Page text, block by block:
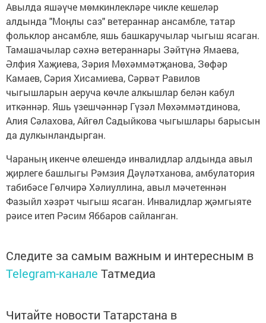
Авылда яшәүче мөмкинлекләре чикле кешеләр
алдында "Моңлы саз" ветераннар ансамбле, татар
фольклор ансамбле, яшь башкаручылар чыгыш ясаган.
Тамашачылар сәхнә ветераннары Зәйтүнә Ямаева,
Әлфия Хаҗиева, Зәрия Мөхәммәтҗанова, Зөфәр
Камаев, Сәрия Хисамиева, Сәрвәт Равилов
чыгышларын аеруча көчле алкышлар белән кабул
иткәннәр. Яшь үзешчәннәр Гүзәл Мөхәммәтдинова,
Алия Сәлахова, Айгөл Садыйкова чыгышлары барысын
да дулкынландырган.
Чараның икенче өлешендә инвалидлар алдында авыл
җирлеге башлыгы Рәмзия Дәүләтханова, амбулатория
табибәсе Гөлчирә Хәлиуллина, авыл мәчетеннән
Фазыйл хәзрәт чыгыш ясаган. Инвалидлар җәмгыяте
рәисе итеп Рәсим Яббаров сайланган.
Следите за самым важным и интересным в
Telegram-канале Татмедиа
Читайте новости Татарстана в